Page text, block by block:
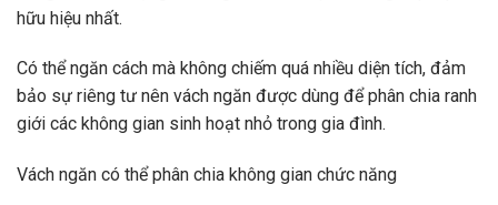
hữu hiệu nhất.
Có thể ngăn cách mà không chiếm quá nhiều diện tích, đảm
bảo sự riêng tư nên vách ngăn được dùng để phân chia ranh
giới các không gian sinh hoạt nhỏ trong gia đình.
Vách ngăn có thể phân chia không gian chức năng